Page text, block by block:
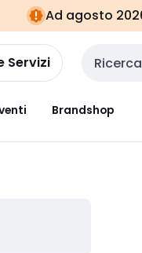
Ad agosto
Servizi Cerca
Brandshop